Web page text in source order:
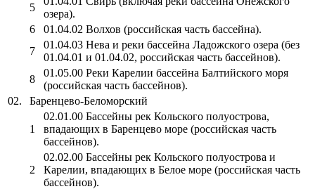
5
озера).
6
01.04.02 Волхов (российская часть бассейна).
7
01.04.03 Нева и реки бассейна Ладожского озера (без
01.04.01 и 01.04.02, российская часть бассейнов).
8
01.05.00 Реки Карелии бассейна Балтийского моря
(российская часть бассейнов).
02.
Баренцево-Беломорский
1
02.01.00 Бассейны рек Кольского полуострова,
впадающих в Баренцево море (российская часть
бассейнов).
2
02.02.00 Бассейны рек Кольского полуострова и
Карелии, впадающих в Белое море (российская часть
бассейнов).